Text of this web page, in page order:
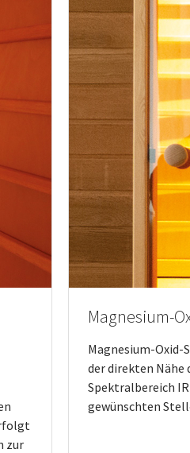
zur
Magnesium-
Magnesium-
der direkten
Spektralbereich IR
gewünschten